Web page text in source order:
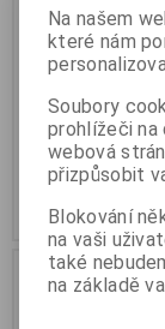
PremiumCord
3.5mm-2xCINCH
Termín dodání (dny):
54 Kč
44 Kč (bez DPH:)
Na našem
které nám
Soubory
prohlížeči na
webová
přizpůsobit
Blokování
na vaši
také
na základě